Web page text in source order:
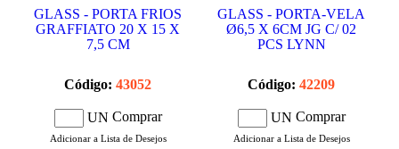
GLASS - PORTA FRIOS
GRAFFIATO 20 X 15 X
7,5 CM
Código: 43052
UN Comprar
Adicionar a Lista de Desejos
GLASS - PORTA-VELA
Ø6,5 X 6CM JG C/ 02
PCS LYNN
Código: 42209
UN Comprar
Adicionar a Lista de Desejos